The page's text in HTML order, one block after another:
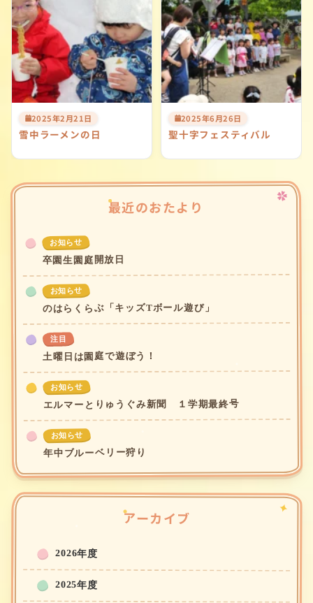
2025年2月21日
雪中ラーメンの日
2025年6月26日
聖十字フェスティバル
最近のおたより
お知らせ
卒園生園庭開放日
お知らせ
のはらくらぶ「キッズTボール遊び」
注目
土曜日は園庭で遊ぼう！
お知らせ
エルマーとりゅうぐみ新聞 １学期最終号
お知らせ
年中ブルーベリー狩り
アーカイブ
2026年度
2025年度